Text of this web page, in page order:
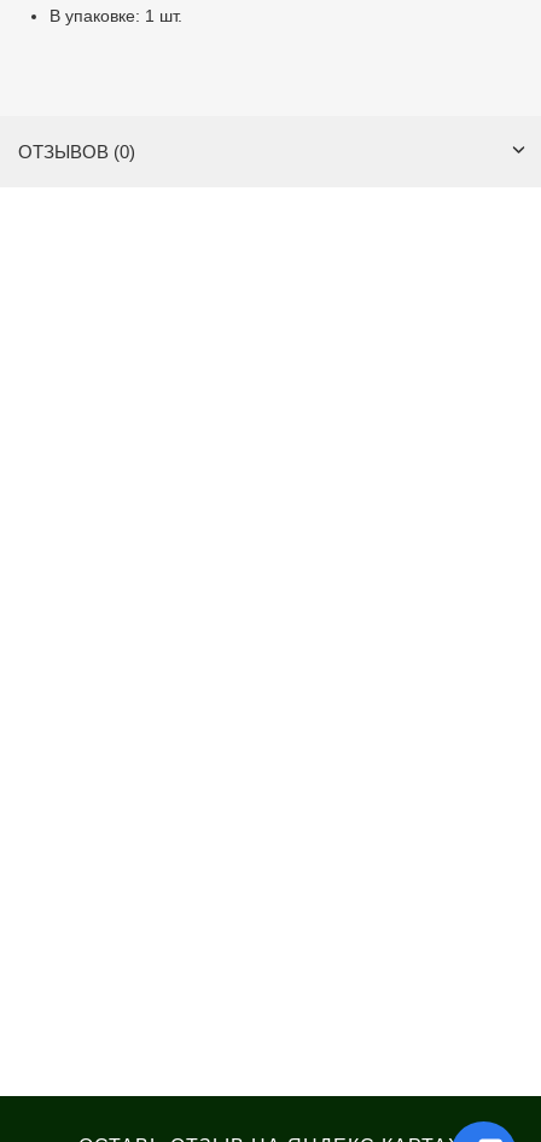
В упаковке: 1 шт.
ОТЗЫВОВ (0)